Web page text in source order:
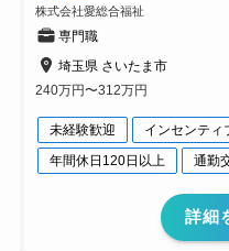
株式会社愛総合福祉
専門職
埼玉県 さいたま市
240万円〜312万円
未経験歓迎 インセンティ
年間休日120日以上
通勤
詳細